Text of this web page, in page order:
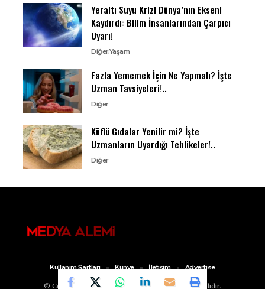
Yeraltı Suyu Krizi Dünya’nın Ekseni
Kaydırdı: Bilim İnsanlarından Çarpıcı
Uyarı!
DiğerYaşam
Fazla Yememek İçin Ne Yapmalı? İşte
Uzman Tavsiyeleri!..
Diğer
Küflü Gıdalar Yenilir mi? İşte
Uzmanların Uyardığı Tehlikeler!..
Diğer
© Copyright 2022, Medya Alemi Tüm Hakları Saklıdır.
Kullanım Şartları Künye İletişim Advertise